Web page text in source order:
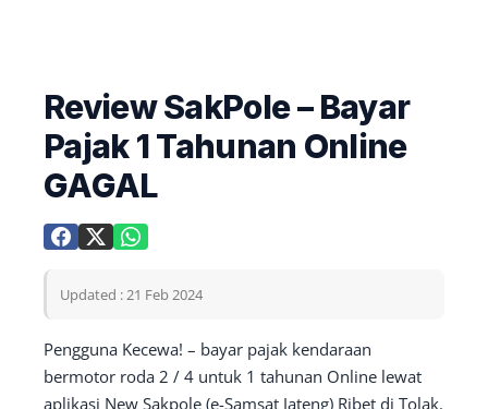
Review SakPole – Bayar
Pajak 1 Tahunan Online
GAGAL
Updated : 21 Feb 2024
Pengguna Kecewa! – bayar pajak kendaraan
bermotor roda 2 / 4 untuk 1 tahunan Online lewat
aplikasi New Sakpole (e-Samsat Jateng) Ribet di Tolak.